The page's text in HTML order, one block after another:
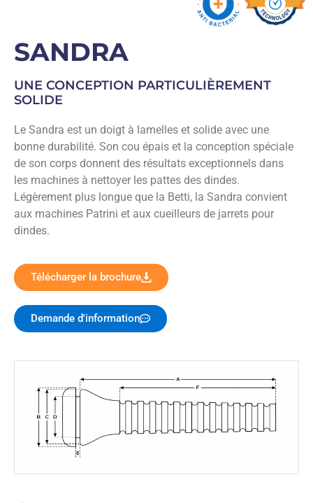
SANDRA
UNE CONCEPTION PARTICULIÈREMENT
SOLIDE
Le Sandra est un doigt à lamelles et solide avec une
bonne durabilité. Son cou épais et la conception spéciale
de son corps donnent des résultats exceptionnels dans
les machines à nettoyer les pattes des dindes.
Légèrement plus longue que la Betti, la Sandra convient
aux machines Patrini et aux cueilleurs de jarrets pour
dindes.
Télécharger la brochure
Demande d'information